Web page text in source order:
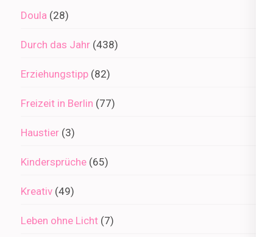
Doula (28)
Durch das Jahr (438)
Erziehungstipp (82)
Freizeit in Berlin (77)
Haustier (3)
Kindersprüche (65)
Kreativ (49)
Leben ohne Licht (7)